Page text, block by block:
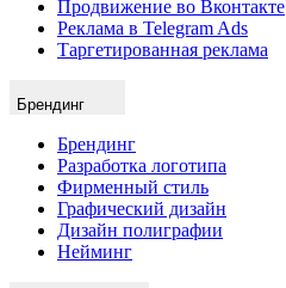
Продвижение во Вконтакте
Реклама в Telegram Ads
Таргетированная реклама
Брендинг
Брендинг
Разработка логотипа
Фирменный стиль
Графический дизайн
Дизайн полиграфии
Нейминг